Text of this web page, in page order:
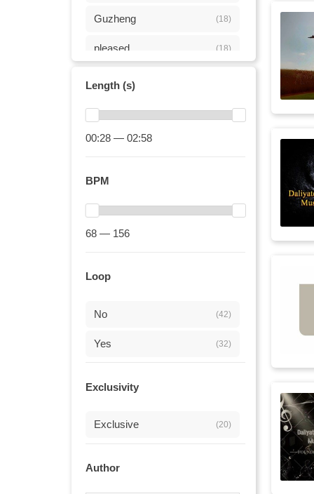
Guzheng (18)
pleased (18)
bouncy
dynamic
Dragon Boat Festival
年货节 (14)
game (13)
拜年 (13)
delicacy (11)
Length (s)
00:28 — 02:58
BPM
68 — 156
Loop
No (42)
Yes (32)
Exclusivity
Exclusive (20)
Author